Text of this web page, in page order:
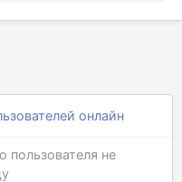
онлайн
пользователя не